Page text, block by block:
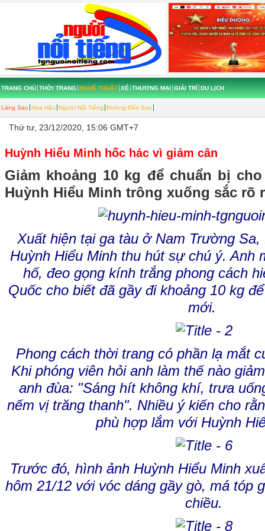
TRANG CHỦ THỜI TRANG NGHỆ THUẬT
Làng Sao Hoa Hậu Người Nổi Tiếng Đường Đến Sao
XẾ THƯƠNG MẠI GIẢI TRÍ DU LỊCH
Thứ tư, 23/12/2020, 15:06 GMT+7
Huỳnh Hiểu Minh hốc hác vì giảm cân
Giảm khoảng 10 kg để chuẩn bị
Huỳnh Hiểu Minh trông xuống sắc rõ
Xuất hiện tại ga tàu ở Nam Trường
Huỳnh Hiểu Minh thu hút sự chú ý. Anh
hố, đeo gọng kính trắng phong cách
Quốc cho biết đã gầy đi khoảng 10 kg
mới.
Phong cách thời trang có phần lạ mắt
Khi phóng viên hỏi anh làm thế nào
anh đùa: "Sáng hít không khí, trưa
nếm vị trăng thanh". Nhiều ý kiến cho
phù hợp lắm với Huỳnh
Trước đó, hình ảnh Huỳnh Hiểu Minh
hôm 21/12 với vóc dáng gầy gò, má tóp
chiều.